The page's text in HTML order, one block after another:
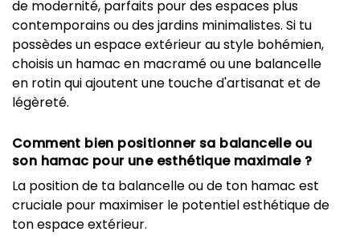
de modernité, parfaits pour des espaces plus
contemporains ou des jardins minimalistes. Si tu
possèdes un espace extérieur au style bohémien,
choisis un hamac en macramé ou une balancelle
en rotin qui ajoutent une touche d'artisanat et de
légèreté.
Comment bien positionner sa balancelle ou
son hamac pour une esthétique maximale ?
La position de ta balancelle ou de ton hamac est
cruciale pour maximiser le potentiel esthétique de
ton espace extérieur.